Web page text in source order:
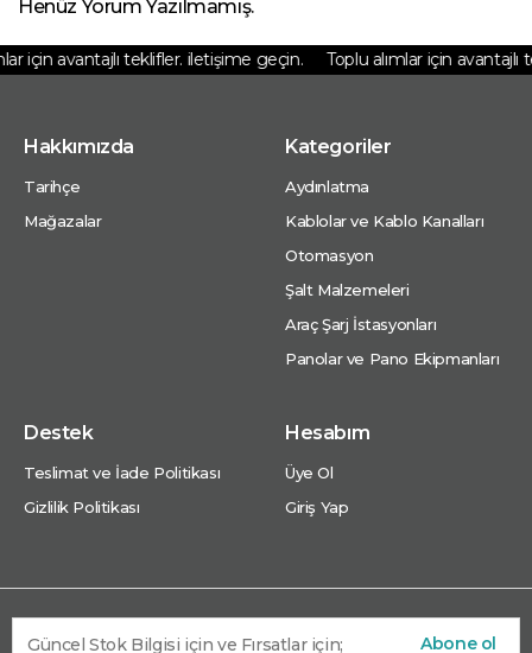
Henüz Yorum Yazılmamış.
için avantajlı teklifler. iletişime geçin. Toplu alımlar için avantajlı
Hakkımızda
Tarihçe
Mağazalar
Kategoriler
Aydınlatma
Kablolar ve Kablo Kanalları
Otomasyon
Şalt Malzemeleri
Araç Şarj İstasyonları
Panolar ve Pano Ekipmanları
Destek
Teslimat ve İade Politikası
Gizlilik Politikası
Hesabım
Üye Ol
Giriş Yap
Abone ol